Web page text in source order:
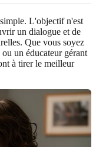
L'objectif n'est
un dialogue et de
Que vous soyez
un éducateur gérant
à tirer le meilleur